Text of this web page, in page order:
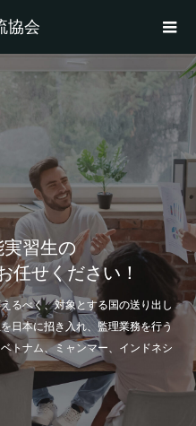
協会
習生の
任せください！
るべく、対象とする国の送り出し
日本に招き入れ、監理業務を行う
トナム、ミャンマー、インドネシ